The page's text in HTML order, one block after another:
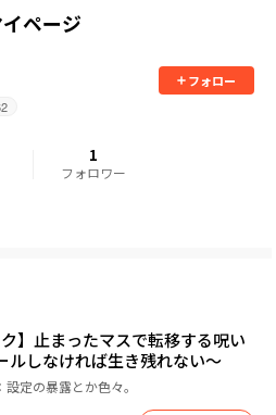
ページ
フォロー
1
フォロワー
ク】止まったマスで転移する呪い
ルしなければ生き残れない～
設定の暴露とか色々。